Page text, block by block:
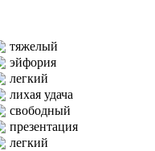
тяжелый
эйфория
легкий
лихая удача
свободный
презентация
легкий